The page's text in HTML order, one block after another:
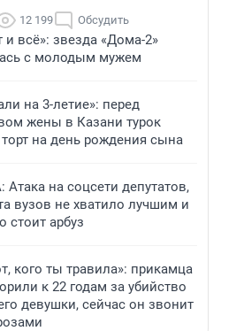
12 199 Обсудить
и всё»: звезда «Дома-2»
с молодым мужем
на 3-летие»: перед
жены в Казани турок
торт на день рождения сына
Атака на соцсети депутатов,
вузов не хватило лучшим и
стоит арбуз
кого ты травила»: прикамца
к 22 годам за убийство
девушки, сейчас он звонит